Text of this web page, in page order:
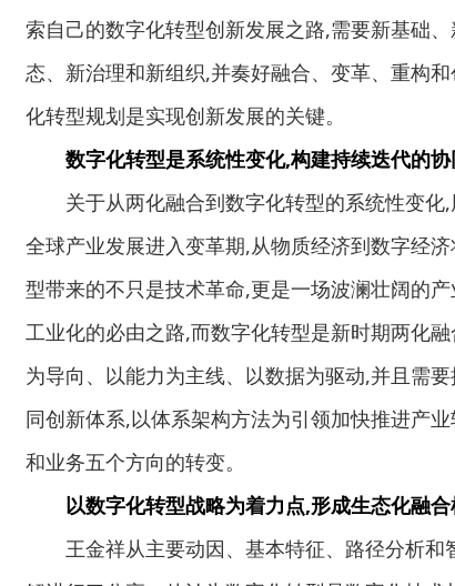
索自己的数字化转型创新发展之路,需要新基础
态、新治理和新组织,并奏好融合、变革、重构
化转型规划是实现创新发展的关键。
数字化转型是系统性变化,构建持续迭代的
关于从两化融合到数字化转型的系统性变化,
全球产业发展进入变革期,从物质经济到数字经
型带来的不只是技术革命,更是一场波澜壮阔的
工业化的必由之路,而数字化转型是新时期两化
为导向、以能力为主线、以数据为驱动,并且需
同创新体系,以体系架构方法为引领加快推进产
和业务五个方向的转变。
以数字化转型战略为着力点,形成生态化融
王金祥从主要动因、基本特征、路径分析和